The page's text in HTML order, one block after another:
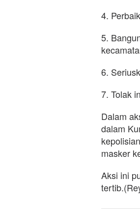
4.
5.
6.
7. Tolak
Dalam
dalam
masker
Aksi ini